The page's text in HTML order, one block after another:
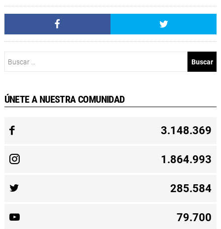
ÚNETE A NUESTRA COMUNIDAD
3.148.369
1.864.993
285.584
79.700